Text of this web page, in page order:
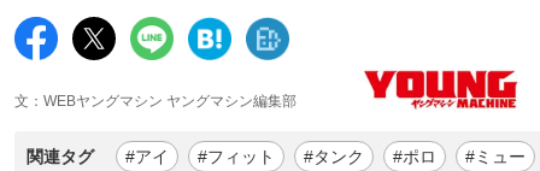
文：WEBヤングマシン ヤングマシン編集部
関連タグ #アイ #フィット #タンク #ポロ #ミュー